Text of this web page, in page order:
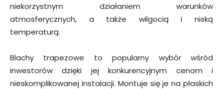
niekorzystnym działaniem warunków
atmosferycznych, a także wilgocią i niską
temperaturą.
Blachy trapezowe to popularny wybór wśród
inwestorów dzięki jej konkurencyjnym cenom i
nieskomplikowanej instalacji. Montuje się je na płaskich